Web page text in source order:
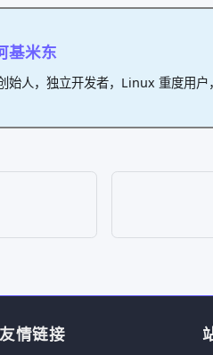
基米东
始人，独立开发者，Linux 重度用户
友情链接